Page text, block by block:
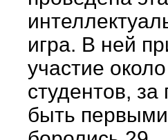
игра. В ней
участие
студентов, за
быть первыми